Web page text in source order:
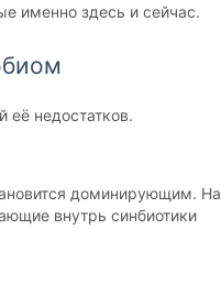
именно здесь и сейчас.
её недостатков.
доминирующим. На
внутрь синбиотики